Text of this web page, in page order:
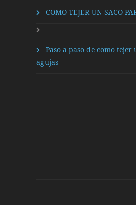
COMO TEJER UN SACO
Paso a paso de como
agujas